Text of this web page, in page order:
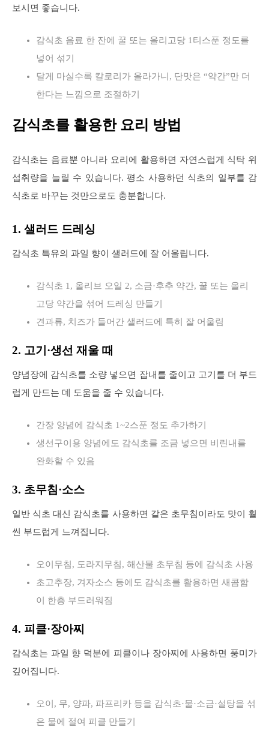
보시면 좋습니다.
감식초 음료 한 잔에 꿀 또는 올리고당 1티스푼 정도를
넣어 섞기
달게 마실수록 칼로리가 올라가니, 단맛은 “약간”만 더
한다는 느낌으로 조절하기
감식초를 활용한 요리 방법
감식초는 음료뿐 아니라 요리에 활용하면 자연스럽게 식탁 위
섭취량을 늘릴 수 있습니다. 평소 사용하던 식초의 일부를 감
식초로 바꾸는 것만으로도 충분합니다.
1. 샐러드 드레싱
감식초 특유의 과일 향이 샐러드에 잘 어울립니다.
감식초 1, 올리브 오일 2, 소금·후추 약간, 꿀 또는 올리
고당 약간을 섞어 드레싱 만들기
견과류, 치즈가 들어간 샐러드에 특히 잘 어울림
2. 고기·생선 재울 때
양념장에 감식초를 소량 넣으면 잡내를 줄이고 고기를 더 부드
럽게 만드는 데 도움을 줄 수 있습니다.
간장 양념에 감식초 1~2스푼 정도 추가하기
생선구이용 양념에도 감식초를 조금 넣으면 비린내를
완화할 수 있음
3. 초무침·소스
일반 식초 대신 감식초를 사용하면 같은 초무침이라도 맛이 훨
씬 부드럽게 느껴집니다.
오이무침, 도라지무침, 해산물 초무침 등에 감식초 사용
초고추장, 겨자소스 등에도 감식초를 활용하면 새콤함
이 한층 부드러워짐
4. 피클·장아찌
감식초는 과일 향 덕분에 피클이나 장아찌에 사용하면 풍미가
깊어집니다.
오이, 무, 양파, 파프리카 등을 감식초·물·소금·설탕을 섞
은 물에 절여 피클 만들기